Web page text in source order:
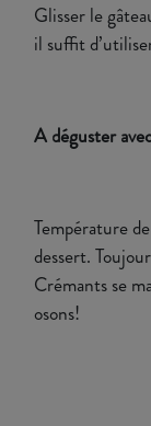
Glisser le
il suffit
A déguster
Température
dessert.
Crémants se
osons!